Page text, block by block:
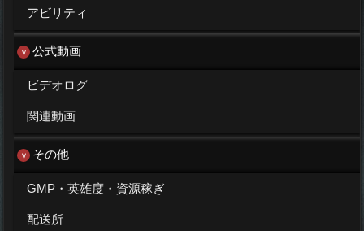
アビリティ
公式動画
ビデオログ
関連動画
その他
GMP・英雄度・資源稼ぎ
配送所